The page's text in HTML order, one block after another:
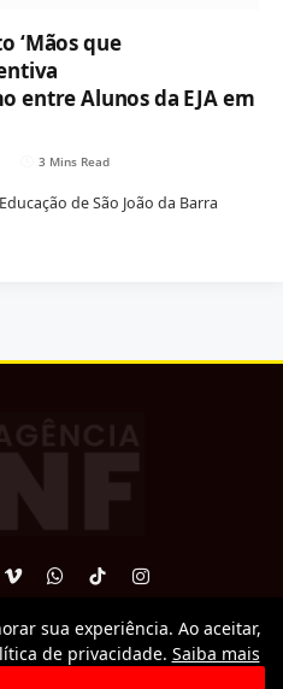
‘Mãos que
entre Alunos da EJA em
3 Mins Read
de São João da Barra
VimeoWhatsApp
TikTokInstagram
proibida a reprodução total ou
sua experiência. Ao aceitar,
de privacidade. Saiba mais